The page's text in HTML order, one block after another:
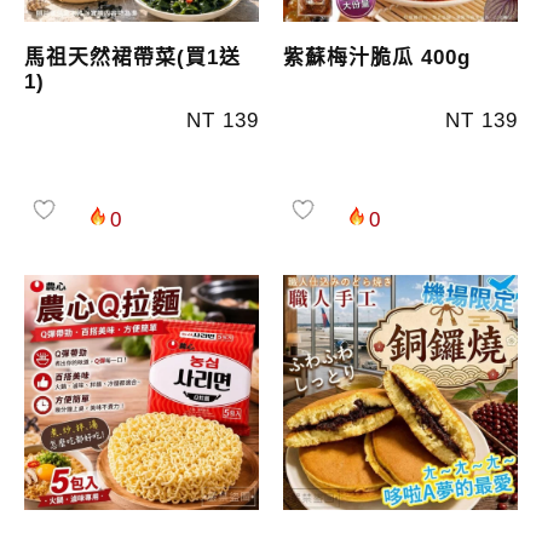
馬祖天然裙帶菜(買1送
1)
NT 139
0
紫蘇梅汁脆瓜 400g
NT 139
0